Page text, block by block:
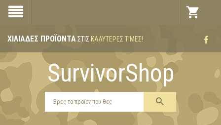
ΧΙΛΙΆΔΕΣ ΠΡΟΪΌΝΤΑΣΤΙΣ ΚΑΛΎΤΕΡΕΣ ΤΙΜΈΣ!
SurvivorShop